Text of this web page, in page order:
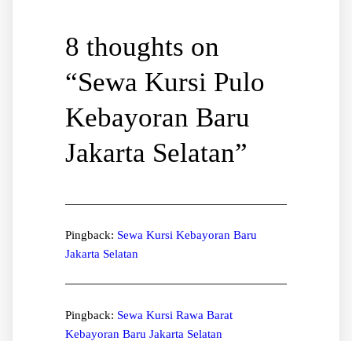
8 thoughts on
“Sewa Kursi Pulo
Kebayoran Baru
Jakarta Selatan”
Pingback: Sewa Kursi Kebayoran Baru
Jakarta Selatan
Pingback: Sewa Kursi Rawa Barat
Kebayoran Baru Jakarta Selatan